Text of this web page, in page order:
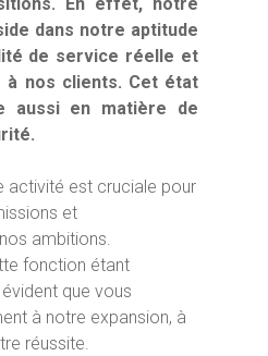
dans notre aptitude
de service réelle et
à nos clients. Cet état
aussi en matière de
activité est cruciale pour
et
ambitions.
fonction étant
que vous
à notre expansion, à
réussite.